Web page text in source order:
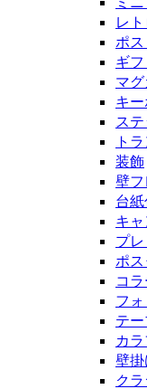
レ
ポ
ギフ
マ
キ
ス
ト
装飾
壁フ
台
キ
プ
ポ
コ
フ
テ
カ
壁
ク